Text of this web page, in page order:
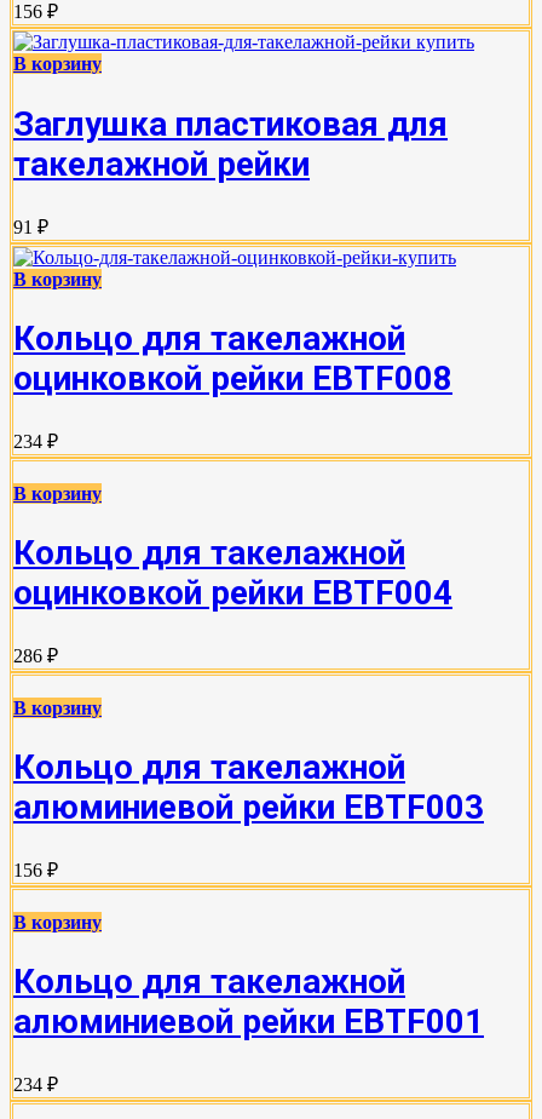
156 ₽
В корзину
Заглушка пластиковая для
такелажной рейки
91 ₽
В корзину
Кольцо для такелажной
оцинковкой рейки EBTF008
234 ₽
В корзину
Кольцо для такелажной
оцинковкой рейки EBTF004
286 ₽
В корзину
Кольцо для такелажной
алюминиевой рейки EBTF003
156 ₽
В корзину
Кольцо для такелажной
алюминиевой рейки EBTF001
234 ₽